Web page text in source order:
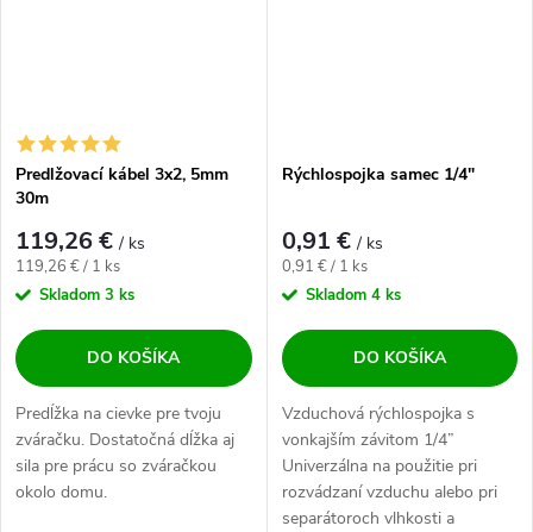
Predlžovací kábel 3x2, 5mm
30m
119,26 €/ ks
Jednotková cena:
119,26 € / 1 ks
Skladom 3 ks
DO KOŠÍKA
Predĺžka na cievke pre tvoju
zváračku. Dostatočná dĺžka aj
sila pre prácu so zváračkou
okolo domu.
Rýchlospojka samec 1/4"
0,91 €/ ks
Jednotková cena:
0,91 € / 1 ks
Skladom 4 ks
DO KOŠÍKA
Vzduchová rýchlospojka s
vonkajším závitom 1/4”
Univerzálna na použitie pri
rozvádzaní vzduchu alebo pri
separátoroch vlhkosti a